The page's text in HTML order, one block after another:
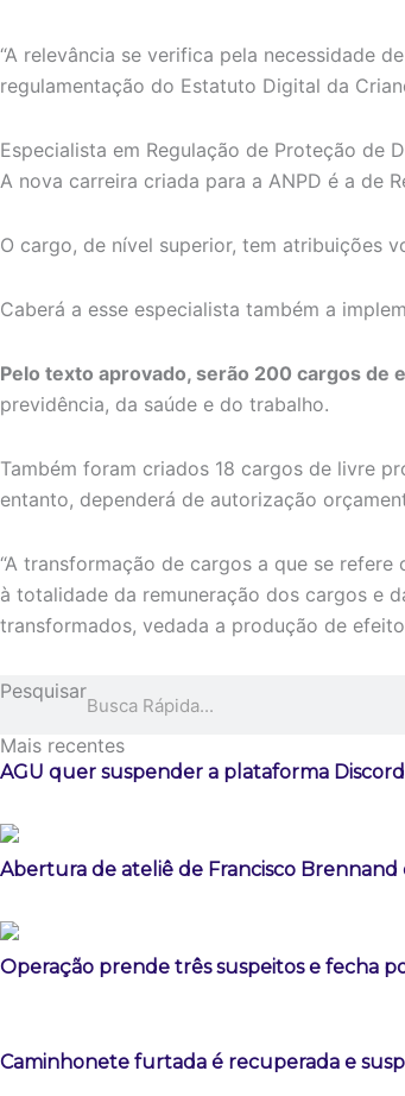
“A relevância se verifica pela necessidade
regulamentação do Estatuto Digital da
Especialista em Regulação de Proteção de
A nova carreira criada para a ANPD é a de
O cargo, de nível superior, tem atribuições
Caberá a esse especialista também a
Pelo texto aprovado, serão 200 cargos de
previdência, da saúde e do trabalho.
Também foram criados 18 cargos de livre
entanto, dependerá de autorização
“A transformação de cargos a que se
à totalidade da remuneração dos cargos e
transformados, vedada a produção de
Pesquisar
Mais recentes
AGU quer suspender a plataforma Discord
Abertura de ateliê de Francisco
Operação prende três suspeitos e fecha
Caminhonete furtada é recuperada e